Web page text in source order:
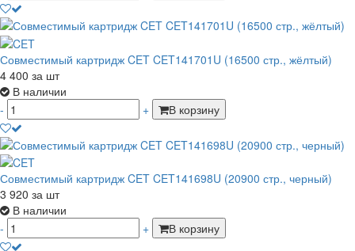
Совместимый картридж CET CET141701U (16500 стр., жёлтый)
4 400 за шт
В наличии
-
+ В корзину
Совместимый картридж CET CET141698U (20900 стр., черный)
3 920 за шт
В наличии
-
+ В корзину